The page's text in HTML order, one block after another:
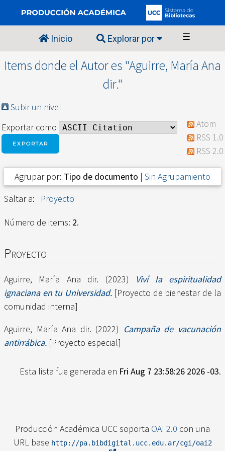
Inicio Explorar por ☰
Items donde el Autor es "Aguirre, María Ana
dir."
Subir un nivel
Exportar como
Atom
RSS 1.0
RSS 2.0
Agrupar por: Tipo de documento | Sin Agrupamiento
Saltar a:
Proyecto
Número de items: 2.
Proyecto
Aguirre, María Ana dir. (2023)
Viví la espiritualidad
ignaciana en tu Universidad.[Proyecto de bienestar de la
comunidad interna]
Aguirre, María Ana dir. (2022) Campaña de vacunación
antirrábica. [Proyecto especial]
Esta lista fue generada en Fri Aug 7 23:58:26 2026 -03.
Producción Académica UCC soporta OAI 2.0 con una
URL base http://pa.bibdigital.ucc.edu.ar/cgi/oai2